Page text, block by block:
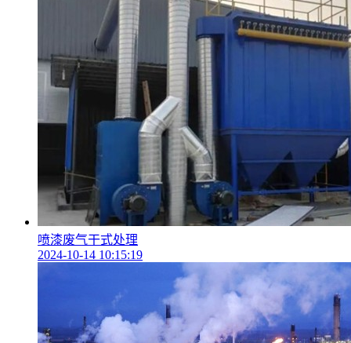
喷漆废气干式处理
2024-10-14 10:15:19